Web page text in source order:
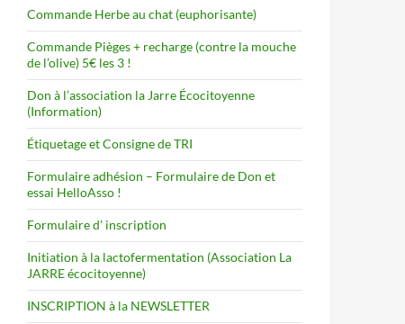
Commande Herbe au chat (euphorisante)
Commande Pièges + recharge (contre la mouche
de l’olive) 5€ les 3 !
Don à l’association la Jarre Écocitoyenne
(Information)
Étiquetage et Consigne de TRI
Formulaire adhésion – Formulaire de Don et
essai HelloAsso !
Formulaire d’ inscription
Initiation à la lactofermentation (Association La
JARRE écocitoyenne)
INSCRIPTION à la NEWSLETTER